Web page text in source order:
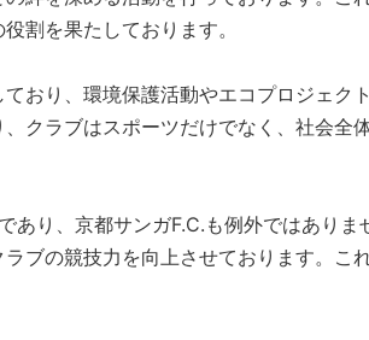
割を果たしております。
おり、環境保護活動やエコプロジェク
クラブはスポーツだけでなく、社会全
り、京都サンガF.C.も例外ではありま
ブの競技力を向上させております。こ